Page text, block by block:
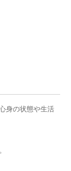
身の状態や生活